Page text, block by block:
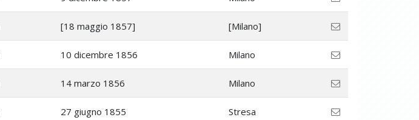
[18 maggio 1857] [Milano]
10 dicembre 1856 Milano
14 marzo 1856 Milano
27 giugno 1855 Stresa